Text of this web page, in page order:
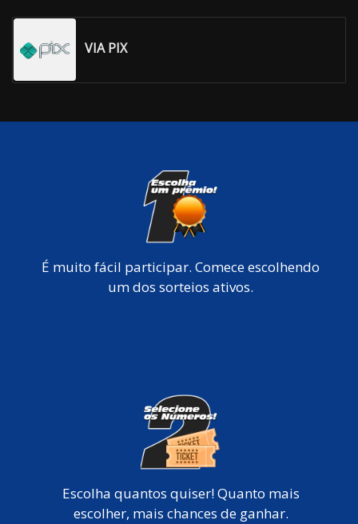
VIA PIX
É muito fácil participar. Comece escolhendo
um dos sorteios ativos.
Escolha quantos quiser! Quanto mais
escolher, mais chances de ganhar.